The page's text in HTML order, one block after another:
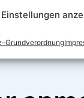
Einstellungen
Grundverordnung